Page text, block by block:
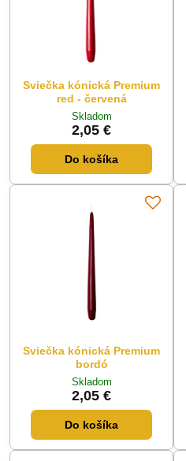
Sviečka kónická Premium
red - červená
Skladom
2,05 €
Do košíka
Sviečka kónická Premium
bordó
Skladom
2,05 €
Do košíka